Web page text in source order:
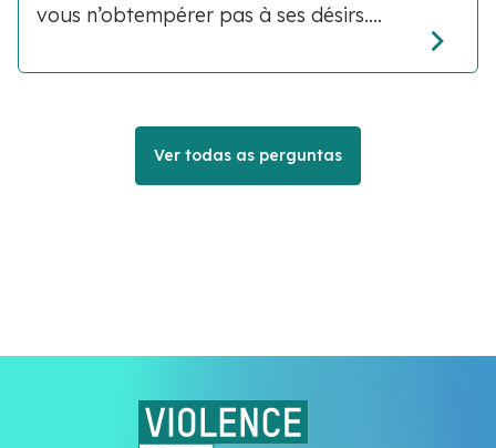
vous n’obtempérer pas à ses désirs....
Ver todas as perguntas